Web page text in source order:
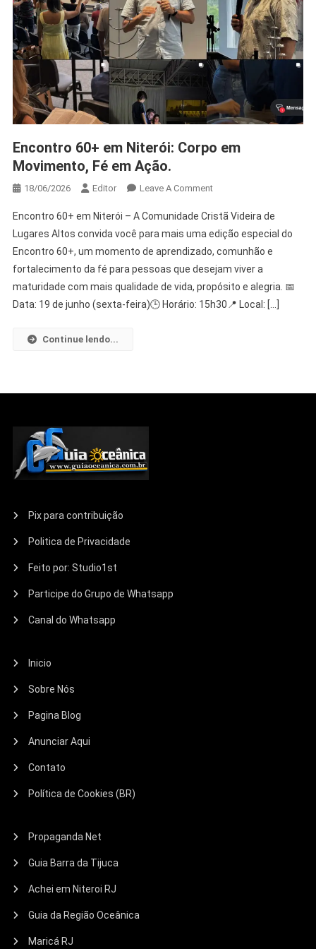
Encontro 60+ em Niterói: Corpo em
Movimento, Fé em Ação.
18/06/2026 Editor Leave A Comment
Encontro 60+ em Niterói – A Comunidade Cristã Videira de
Lugares Altos convida você para mais uma edição especial do
Encontro 60+, um momento de aprendizado, comunhão e
fortalecimento da fé para pessoas que desejam viver a
maturidade com mais qualidade de vida, propósito e alegria. 📅
Data: 19 de junho (sexta-feira)🕒 Horário: 15h30📍 Local: […]
Continue lendo...
Pix para contribuição
Politica de Privacidade
Feito por: Studio1st
Participe do Grupo de Whatsapp
Canal do Whatsapp
Inicio
Sobre Nós
Pagina Blog
Anunciar Aqui
Contato
Política de Cookies (BR)
Propaganda Net
Guia Barra da Tijuca
Achei em Niteroi RJ
Guia da Região Oceânica
Maricá RJ